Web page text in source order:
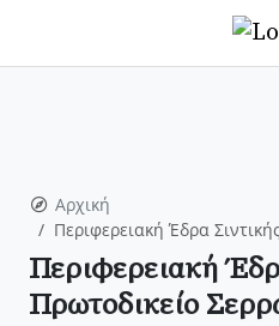
Αρχική
Περιφερειακή Έδρα
Περιφερειακή
Πρωτοδικείο